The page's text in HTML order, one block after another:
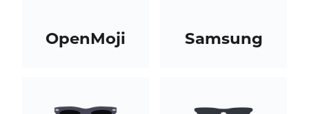
OpenMoji Samsung